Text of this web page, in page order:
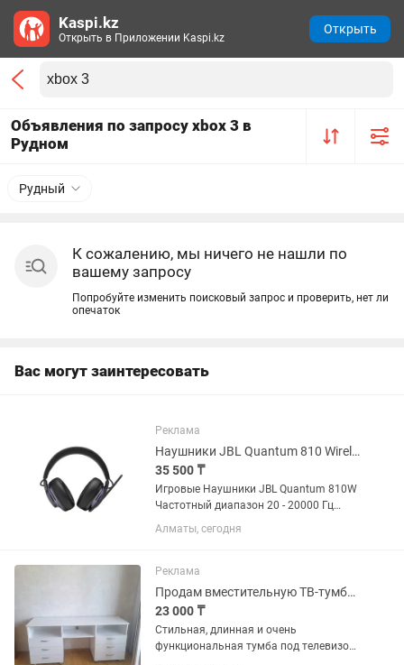
Объявления по запросу xbox 3 в
Рудном
Рудный
К сожалению, мы ничего не нашли по
вашему запросу
Попробуйте изменить поисковый запрос и проверить, нет ли
опечаток
Вас могут заинтересовать
Реклама
Наушники JBL Quantum 810 Wireless
35 500 ₸
Игровые Наушники JBL Quantum 810W
Частотный диапазон 20 - 20000 Гц
Сопротивление 32 Ом
Чувствительность 95 дБ Беспроводные
- закрытого типа Шумоподавление -...
Алматы, сегодня
Реклама
Продам вместительную ТВ-тумбу в отличном состоянии
23 000 ₸
Стильная, длинная и очень
функциональная тумба под телевизор
в гостиную или спальню. Как видно на
Kaspi.kz
Открыть в Приложении Kaspi.kz
Открыть